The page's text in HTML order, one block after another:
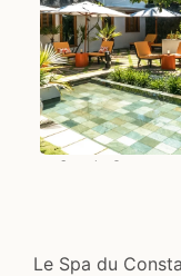
Spa du
Le Spa du